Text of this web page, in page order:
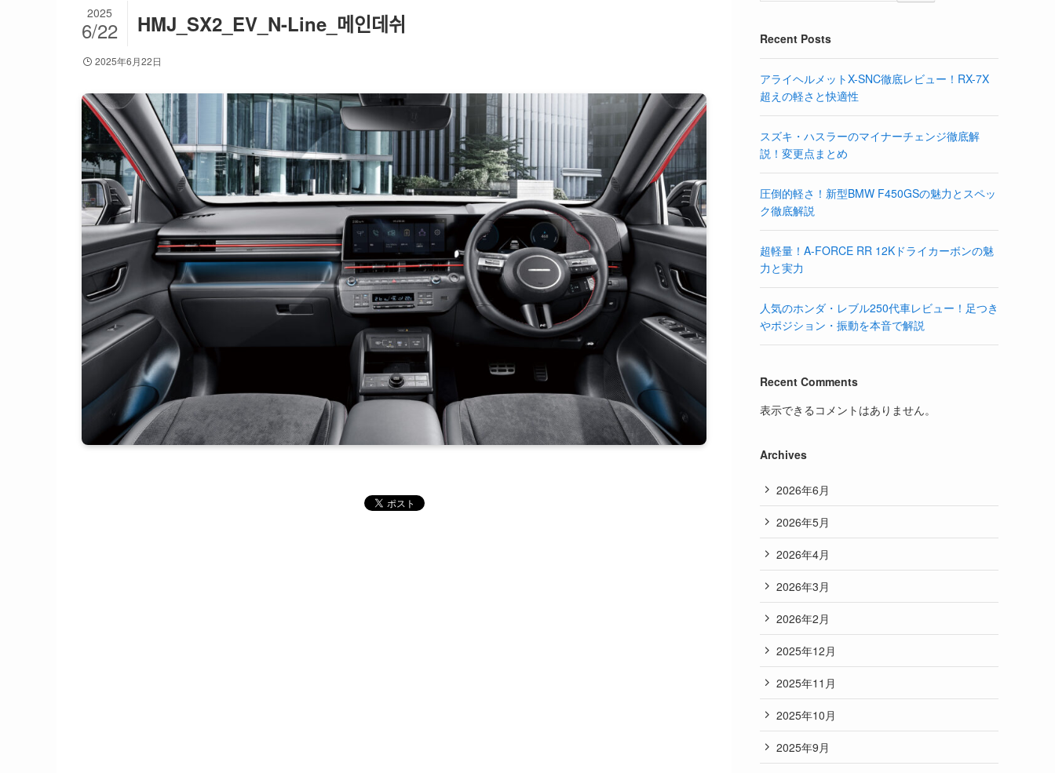
HMJ_SX2_EV_N-Line_메인데쉬
2025
6/22
2025年6月22日
Recent Posts
アライヘルメットX-SNC徹底レビュー！RX-7X
超えの軽さと快適性
スズキ・ハスラーのマイナーチェンジ徹底解
説！変更点まとめ
圧倒的軽さ！新型BMW F450GSの魅力とスペッ
ク徹底解説
超軽量！A-FORCE RR 12Kドライカーボンの魅
力と実力
人気のホンダ・レブル250代車レビュー！足つき
やポジション・振動を本音で解説
Recent Comments
表示できるコメントはありません。
Archives
2026年6月
2026年5月
2026年4月
2026年3月
2026年2月
2025年12月
2025年11月
2025年10月
2025年9月